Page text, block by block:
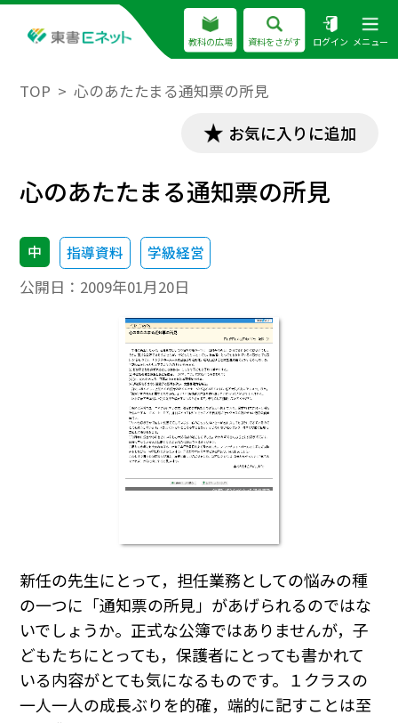
教科の広場 資料をさがす ログイン メニュー
TOP 心のあたたまる通知票の所見
お気に入りに追加
心のあたたまる通知票の所見
中 指導資料 学級経営
公開日： 2009年01月20日
新任の先生にとって，担任業務としての悩みの種
の一つに「通知票の所見」があげられるのではな
いでしょうか。正式な公簿ではありませんが，子
どもたちにとっても，保護者にとっても書かれて
いる内容がとても気になるものです。１クラスの
一人一人の成長ぶりを的確，端的に記すことは至